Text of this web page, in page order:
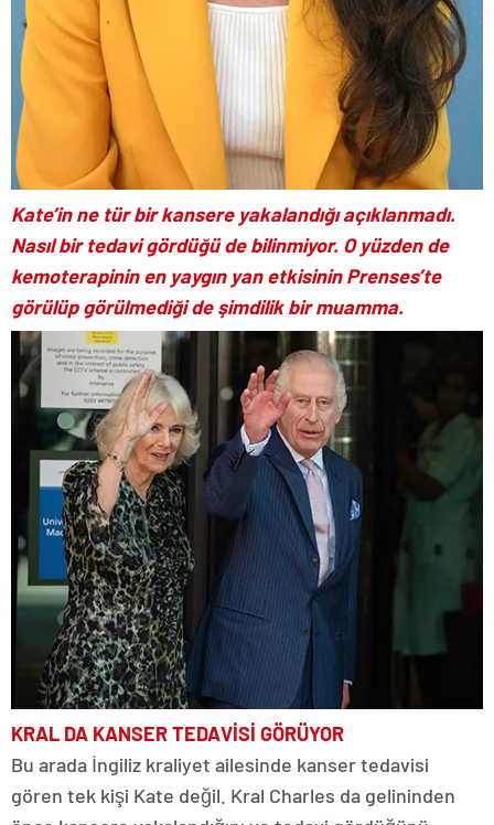
Kate’in ne tür bir kansere yakalandığı açıklanmadı.
Nasıl bir tedavi gördüğü de bilinmiyor. O yüzden de
kemoterapinin en yaygın yan etkisinin Prenses’te
görülüp görülmediği de şimdilik bir muamma.
KRAL DA KANSER TEDAVİSİ GÖRÜYOR
Bu arada İngiliz kraliyet ailesinde kanser tedavisi
gören tek kişi Kate değil. Kral Charles da gelininden